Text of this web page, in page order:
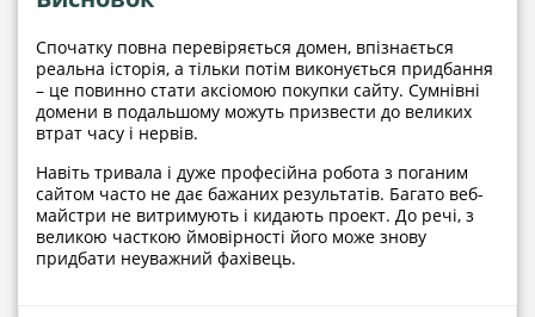
Спочатку повна перевіряється домен, впізнається
реальна історія, а тільки потім виконується придбання
– це повинно стати аксіомою покупки сайту. Сумнівні
домени в подальшому можуть призвести до великих
втрат часу і нервів.
Навіть тривала і дуже професійна робота з поганим
сайтом часто не дає бажаних результатів. Багато веб-
майстри не витримують і кидають проект. До речі, з
великою часткою ймовірності його може знову
придбати неуважний фахівець.